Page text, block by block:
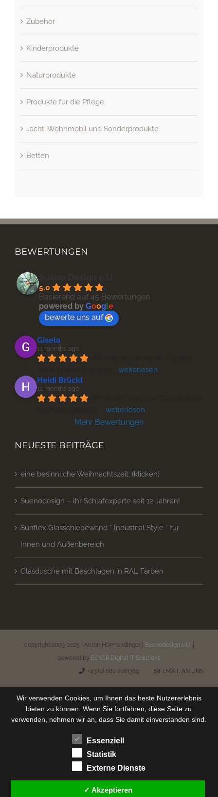
Zubehör
Kinderprodukte
Naturprodukte
Produkte für die Pflege
Jacht, Wohnmobil und Sonderprodukte
Betten
BEWERTUNGEN
5.0
Basierend auf 45 Bewertungen
powered by Google
bewerte uns auf
Gisela
11 months ago
weiterlesen
Heidi Brückl
11 months ago
weiterlesen
Mehr Bewertungen
NEUESTE BEITRÄGE
eine besinnliche Weihnachtszeit…(klicken)
Suenodesign – Ihr Schlafexperte seit 12 Jahren!
Sunflex Glasschiebewand “ Industrial Style “ für
Innen und Außenbereich
Glasdusche mit Beschlägen in RAL Farben
copyright 2009-2025 | Anton Hörmandinger | Suenodesign e.U.|
powered by ECKER.Digital IT Solutions
+43 (0) 680 2081369
EMAIL AN UNS
Wir verwenden Cookies, um Ihnen das beste Nutzererlebnis
bieten zu können. Wenn Sie fortfahren, diese Seite zu
verwenden, nehmen wir an, dass Sie damit einverstanden sind.
Essenziell
Statistik
Externe Dienste
✓ Akzeptieren